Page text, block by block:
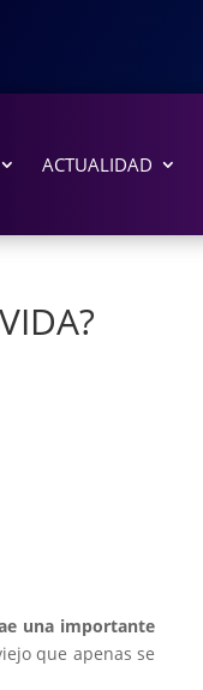
ACTUALIDAD
una importante
que apenas se